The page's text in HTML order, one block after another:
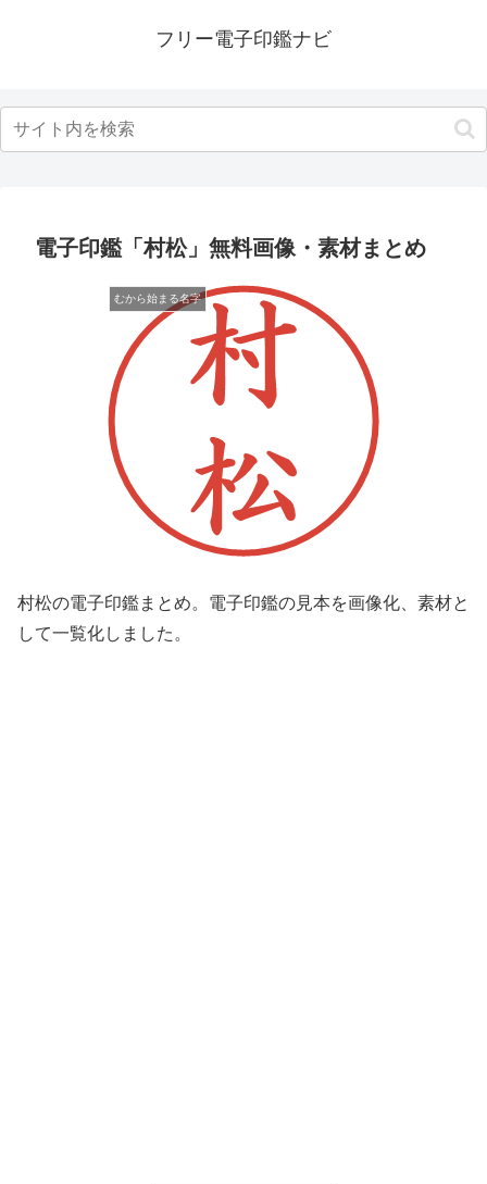
フリー電子印鑑ナビ
電子印鑑「村松」無料画像・素材まとめ
むから始まる名字
村松の電子印鑑まとめ。電子印鑑の見本を画像化、素材と
して一覧化しました。